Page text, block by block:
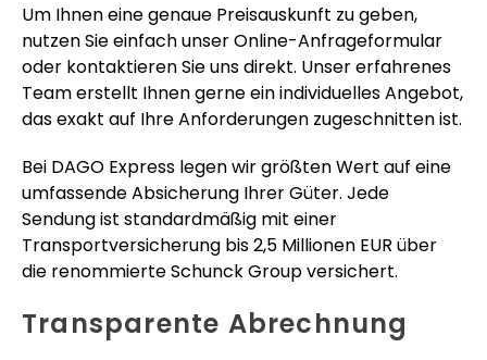
Um Ihnen eine genaue Preisauskunft zu geben,
nutzen Sie einfach unser Online-Anfrageformular
oder kontaktieren Sie uns direkt. Unser erfahrenes
Team erstellt Ihnen gerne ein individuelles Angebot,
das exakt auf Ihre Anforderungen zugeschnitten ist.
Bei DAGO Express legen wir größten Wert auf eine
umfassende Absicherung Ihrer Güter. Jede
Sendung ist standardmäßig mit einer
Transportversicherung bis 2,5 Millionen EUR über
die renommierte Schunck Group versichert.
Transparente Abrechnung